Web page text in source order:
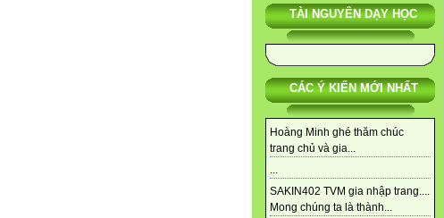
TÀI NGUYÊN DẠY HỌC
CÁC Ý KIẾN MỚI NHẤT
Hoàng Minh ghé thăm chúc
trang chủ và gia...
...
SAKIN402 TVM gia nhập trang....
Mong chúng ta là thành...